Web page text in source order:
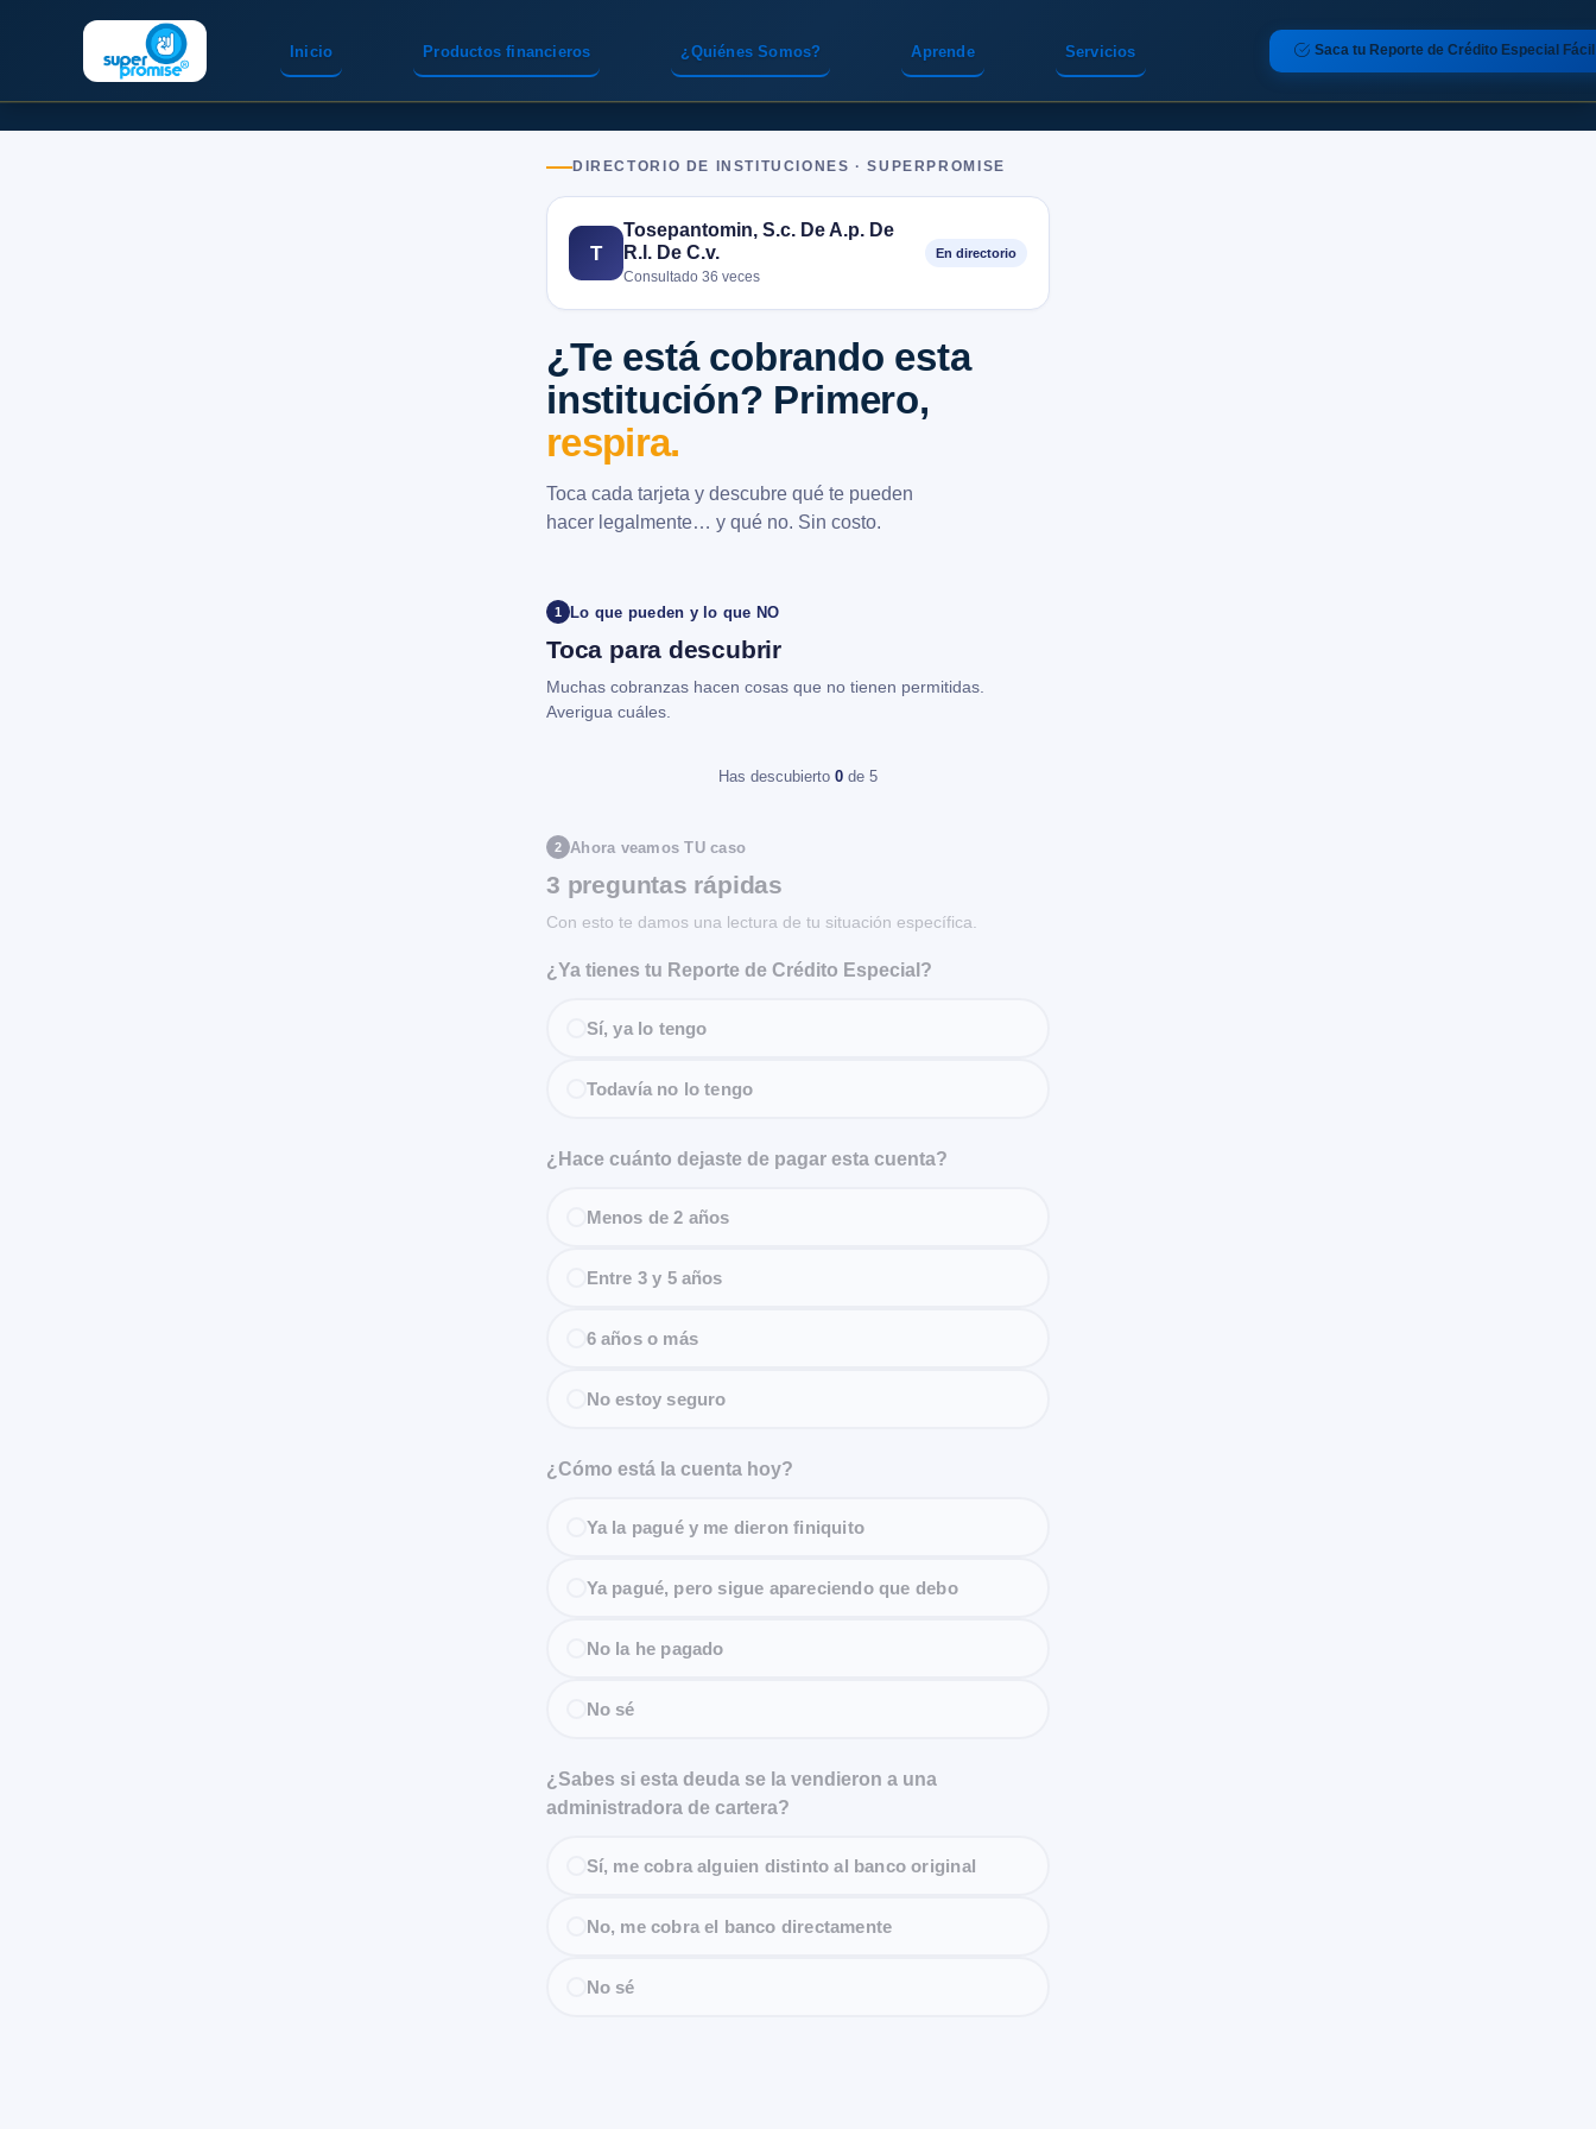
Inicio Servicios
Productos financieros ¿Quiénes Somos? Aprende Saca tu Reporte de Crédito Especial Fácil
DIRECTORIO DE INSTITUCIONES · SUPERPROMISE
T
Tosepantomin, S.c. De A.p. De
R.l. De C.v.
Consultado 36 veces
En directorio
¿Te está cobrando esta
institución? Primero,
respira.
Toca cada tarjeta y descubre qué te pueden
hacer legalmente… y qué no. Sin costo.
1 Lo que pueden y lo que NO
Toca para descubrir
Muchas cobranzas hacen cosas que no tienen permitidas.
Averigua cuáles.
Has descubierto 0 de 5
2 Ahora veamos TU caso
3 preguntas rápidas
Con esto te damos una lectura de tu situación específica.
¿Ya tienes tu Reporte de Crédito Especial?
Sí, ya lo tengo
Todavía no lo tengo
¿Hace cuánto dejaste de pagar esta cuenta?
Menos de 2 años
Entre 3 y 5 años
6 años o más
No estoy seguro
¿Cómo está la cuenta hoy?
Ya la pagué y me dieron finiquito
Ya pagué, pero sigue apareciendo que debo
No la he pagado
No sé
¿Sabes si esta deuda se la vendieron a una
administradora de cartera?
Sí, me cobra alguien distinto al banco original
No, me cobra el banco directamente
No sé